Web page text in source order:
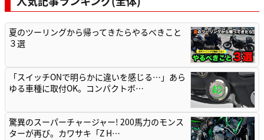
夏のツーリングから帰ってきたらやるべきこと
３選
「スイッチONで明らかに違いを感じる…」あら
ゆる車種に取付OK。コンパクトボ…
驚異のスーパーチャージャー! 200馬力のモンス
ターが再び。カワサキ「Z H…